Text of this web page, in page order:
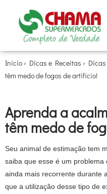
Início › Dicas e Receitas › Dicas
têm medo de fogos de artifício!
Aprenda a
têm medo de
Seu animal de estimação tem
saiba que esse é um
ainda mais recorrente durante
que a utilização desse tipo de